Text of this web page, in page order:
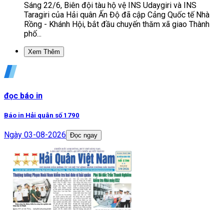
Sáng 22/6, Biên đội tàu hộ vệ INS Udaygiri và INS
Taragiri của Hải quân Ấn Độ đã cập Cảng Quốc tế Nhà
Rồng - Khánh Hội, bắt đầu chuyến thăm xã giao Thành
phố...
Xem Thêm
đọc báo in
Báo in Hải quân số 1790
Ngày 03-08-2026 Đọc ngay